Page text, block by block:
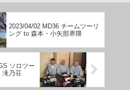
2023/04/02 MD36 チームツーリ
ング to 森本・小矢部界隈
ソロツー
滝乃荘